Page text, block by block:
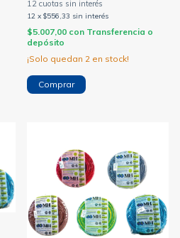
12 x $556,33 sin interés
$5.007,00 con Transferencia o
depósito
¡Solo quedan 2 en stock!
Comprar